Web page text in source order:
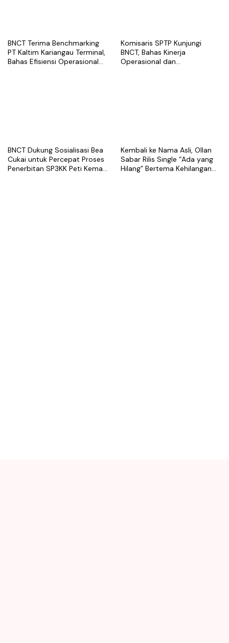
BNCT Terima Benchmarking
PT Kaltim Kariangau Terminal,
Bahas Efisiensi Operasional
Komisaris SPTP Kunjungi
BNCT, Bahas Kinerja
Operasional dan
BNCT Dukung Sosialisasi Bea
Cukai untuk Percepat Proses
Penerbitan SP3KK Peti Kemas
Kembali ke Nama Asli, Ollan
Sabar Rilis Single “Ada yang
Hilang” Bertema Kehilangan